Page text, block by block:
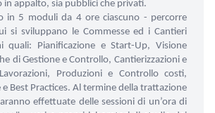
in appalto, sia pubblici che privati.
in 5 moduli da 4 ore ciascuno - percorre
si sviluppano le Commesse ed i Cantieri
quali: Pianificazione e Start-Up, Visione
di Gestione e Controllo, Cantierizzazioni e
Produzioni e Controllo costi,
Best Practices. Al termine della trattazione
effettuate delle sessioni di un’ora di